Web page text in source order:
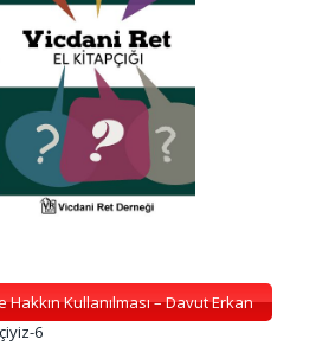
Hakkın Kullanılması – Davut Erkan